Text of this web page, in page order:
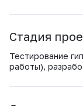
Стадия
Тестирование
работы),